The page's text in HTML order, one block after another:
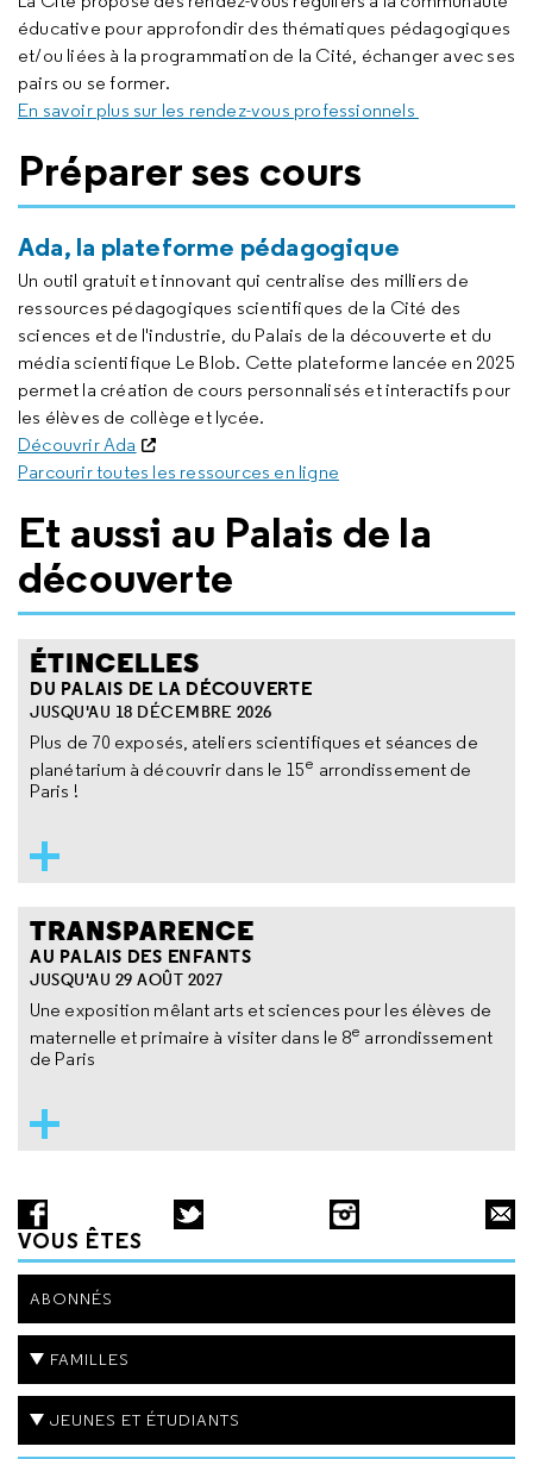
éducative pour approfondir des thématiques pédagogiques
et/ou liées à la programmation de la Cité, échanger avec ses
pairs ou se former.
En savoir plus sur les rendez-vous professionnels
Préparer ses cours
Ada, la plateforme pédagogique
Un outil gratuit et innovant qui centralise des milliers de
ressources pédagogiques scientifiques de la Cité des
sciences et de l'industrie, du Palais de la découverte et du
média scientifique Le Blob. Cette plateforme lancée en 2025
permet la création de cours personnalisés et interactifs pour
les élèves de collège et lycée.
Découvrir Ada
Parcourir toutes les ressources en ligne
Et aussi au Palais de la
découverte
ÉTINCELLES
DU PALAIS DE LA DÉCOUVERTE
JUSQU'AU 18 DÉCEMBRE 2026
Plus de 70 exposés, ateliers scientifiques et séances de
planétarium à découvrir dans le 15e arrondissement de
Paris !
TRANSPARENCE
AU PALAIS DES ENFANTS
JUSQU'AU 29 AOÛT 2027
Une exposition mêlant arts et sciences pour les élèves de
maternelle et primaire à visiter dans le 8e arrondissement
de Paris
VOUS ÊTES
ABONNÉS
FAMILLES
JEUNES ET ÉTUDIANTS